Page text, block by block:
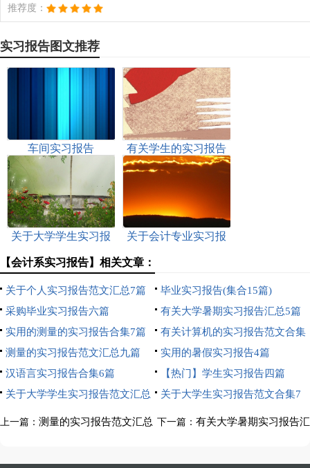
推荐度：
实习报告图文推荐
车间实习报告
有关学生的实习报告
模板集锦五篇
关于大学学生实习报
关于会计专业实习报
【会计系实习报告】相关文章：
关于个人实习报告范文汇总7篇
毕业实习报告(集合15篇)
采购毕业实习报告六篇
有关大学暑期实习报告汇总5篇
实用的测量的实习报告合集7篇
有关计算机的实习报告范文合集
8篇
测量的实习报告范文汇总九篇
实用的暑假实习报告4篇
汉语言实习报告合集6篇
【热门】学生实习报告四篇
关于大学学生实习报告范文汇总
8篇
关于大学生实习报告范文合集7
上一篇： 测量的实习报告范文汇总 下一篇： 有关大学暑期实习报告汇